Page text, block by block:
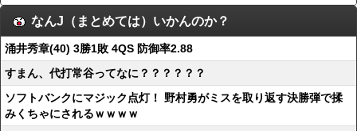
なんJ（まとめては）いかんのか？
涌井秀章(40) 3勝1敗 4QS 防御率2.88
すまん、代打常谷ってなに？？？？？？
ソフトバンクにマジック点灯！ 野村勇がミスを取り返す決勝弾で揉
みくちゃにされるｗｗｗｗ